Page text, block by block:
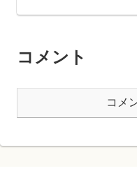
コメント
コメ